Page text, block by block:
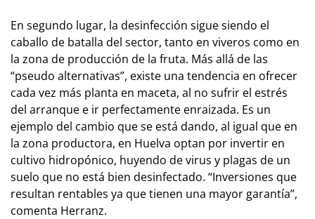
En segundo lugar, la desinfección sigue siendo el
caballo de batalla del sector, tanto en viveros como en
la zona de producción de la fruta. Más allá de las
“pseudo alternativas”, existe una tendencia en ofrecer
cada vez más planta en maceta, al no sufrir el estrés
del arranque e ir perfectamente enraizada. Es un
ejemplo del cambio que se está dando, al igual que en
la zona productora, en Huelva optan por invertir en
cultivo hidropónico, huyendo de virus y plagas de un
suelo que no está bien desinfectado. “Inversiones que
resultan rentables ya que tienen una mayor garantía”,
comenta Herranz.